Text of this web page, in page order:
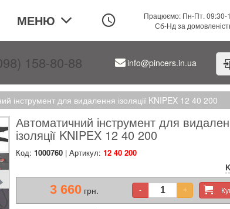
МЕНЮ
Працюємо: Пн-Пт. 09:30-
Сб-Нд за
158-80-88 info@pincers.in.ua
інструмент для видалення ізоляції KNIPEX 12 40 200
Автоматичний інструмент для
ізоляції KNIPEX 12 40 200
Код: 1000760| Артикул: 12 40 200
3 660 грн. - +